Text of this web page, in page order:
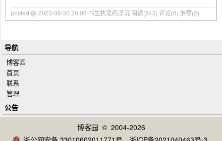
posted @ 2023-08-30 20:06 书生执笔画浮沉 阅读(843) 评论(0) 推荐(2)
导航
博客园
首页
联系
管理
公告
博客园 © 2004-2026